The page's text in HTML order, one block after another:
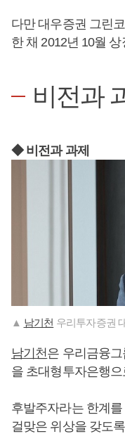
다만 대우증권 그린
한 채 2012년 10월
비전과
◆ 비전과 과제
▲ 남기천 우리투자증권
남기천은 우리금융
을 초대형투자은행
후발주자라는 한계
걸맞은 위상을 갖도